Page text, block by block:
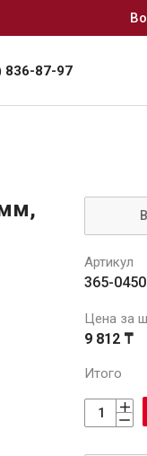
Артикул
365-0450
Цена за
9 812 ₸
Итого
836-87-97
и